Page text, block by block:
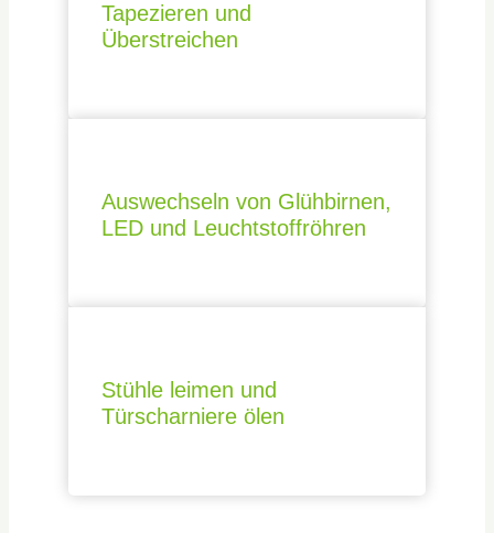
Tapezieren und
Überstreichen
Auswechseln von Glühbirnen,
LED und Leuchtstoffröhren
Stühle leimen und
Türscharniere ölen